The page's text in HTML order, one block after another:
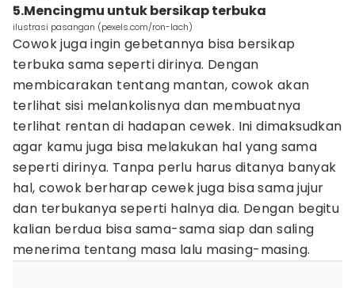
5.Mencingmu untuk bersikap terbuka
ilustrasi pasangan (pexels.com/ron-lach)
Cowok juga ingin gebetannya bisa bersikap
terbuka sama seperti dirinya. Dengan
membicarakan tentang mantan, cowok akan
terlihat sisi melankolisnya dan membuatnya
terlihat rentan di hadapan cewek. Ini dimaksudkan
agar kamu juga bisa melakukan hal yang sama
seperti dirinya. Tanpa perlu harus ditanya banyak
hal, cowok berharap cewek juga bisa sama jujur
dan terbukanya seperti halnya dia. Dengan begitu
kalian berdua bisa sama-sama siap dan saling
menerima tentang masa lalu masing-masing.